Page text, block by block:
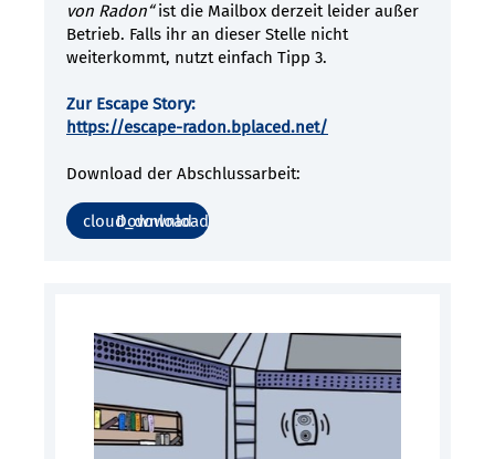
von Radon“ist die Mailbox derzeit leider außer
Betrieb. Falls ihr an dieser Stelle nicht
weiterkommt, nutzt einfach Tipp 3.
Zur Escape Story:
https://escape-radon.bplaced.net/
Download der Abschlussarbeit:
Download